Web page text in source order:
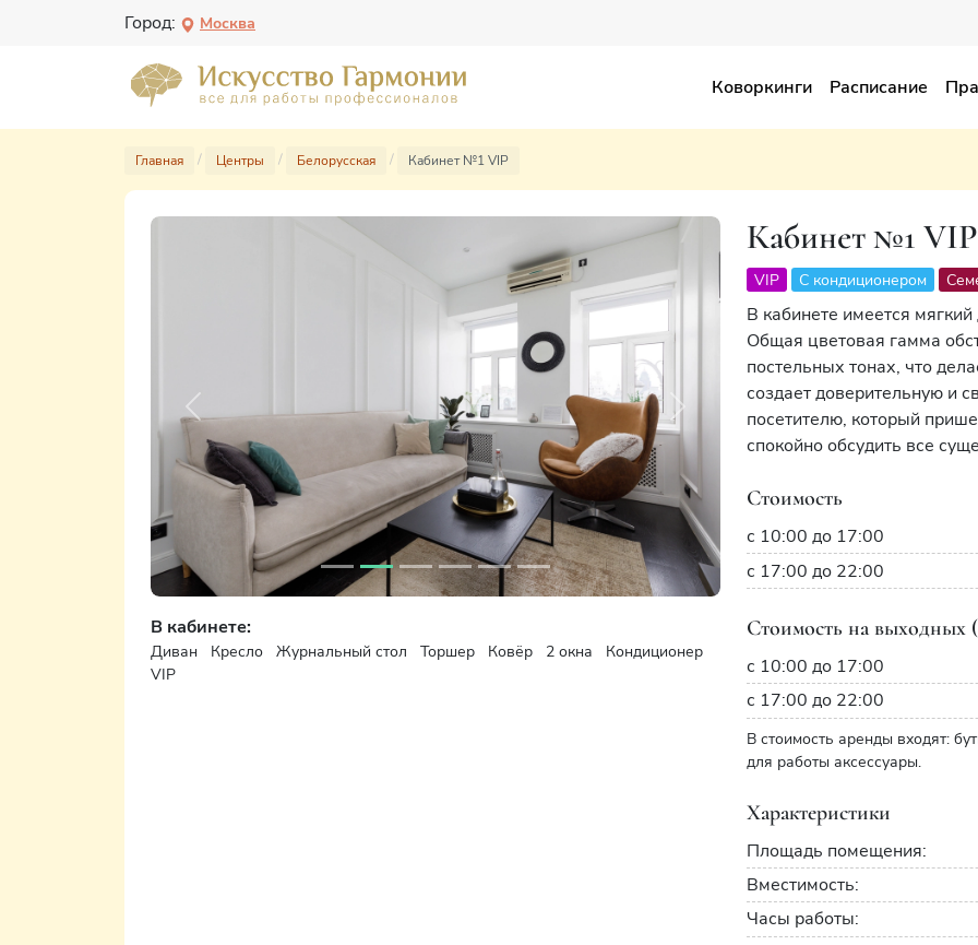
Город: Москва
Коворкинги Расписание
Главная Центры Белорусская Кабинет №1 VIP
Previous Next
В кабинете:
Диван Кресло Журнальный стол Торшер Ковёр 2 окна
Кондиционер
VIP
Кабинет №1 VIP
VIP С кондиционером
В кабинете имеется
Общая цветовая гамма
постельных тонах, что
создает доверительную и
посетителю, который
спокойно обсудить все
Стоимость
с 10:00 до 17:00
с 17:00 до 22:00
Стоимость на выходных
с 10:00 до 17:00
с 17:00 до 22:00
В стоимость аренды входят:
для работы аксессуары.
Характеристики
Площадь помещения:
Вместимость:
Часы работы: